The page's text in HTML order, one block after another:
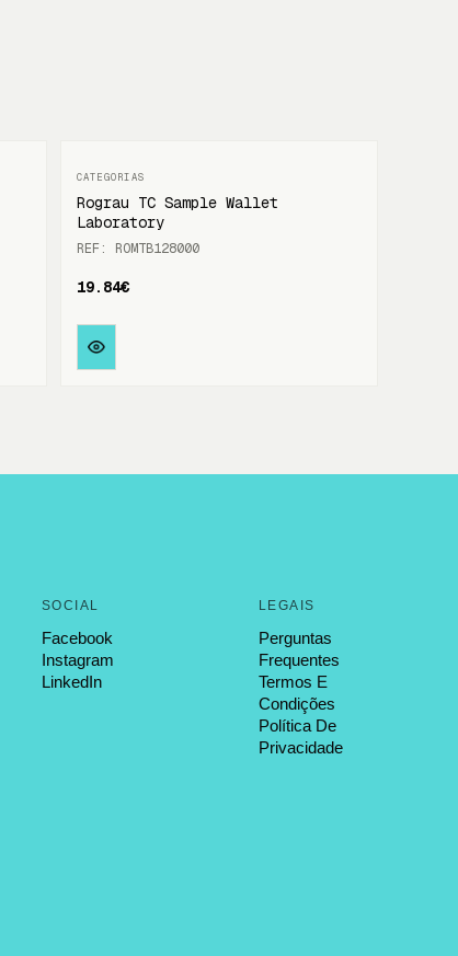
Rograu TC Sample Wallet
Laboratory
REF: ROMTB128000
19.84€
SOCIAL
Facebook
Instagram
LinkedIn
LEGAIS
Perguntas
Frequentes
Termos E
Condições
Política De
Privacidade